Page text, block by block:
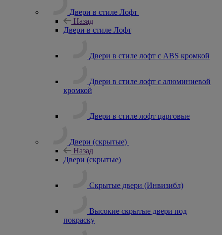
Двери в стиле Лофт
Назад
Двери в стиле Лофт
Двери в стиле лофт с ABS кромкой
Двери в стиле лофт с алюминиевой
кромкой
Двери в стиле лофт царговые
Двери (скрытые)
Назад
Двери (скрытые)
Скрытые двери (Инвизибл)
Высокие скрытые двери под
покраску